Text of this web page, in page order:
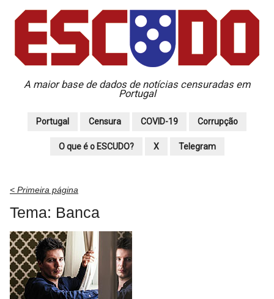
A maior base de dados de notícias censuradas em
Portugal
Portugal Censura COVID-19 Corrupção
O que é o ESCUDO? X Telegram
< Primeira página
Tema: Banca